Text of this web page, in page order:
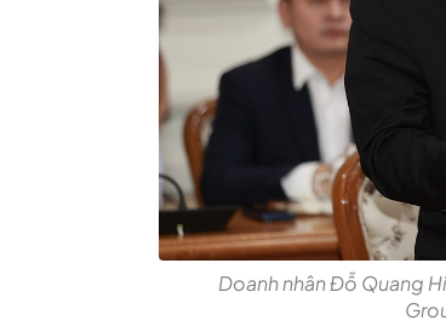
Doanh nhân Đỗ Quang